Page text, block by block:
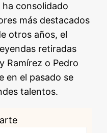
consolidado
más destacados
otros años, el
retiradas
Ramírez o Pedro
en el pasado se
talentos.